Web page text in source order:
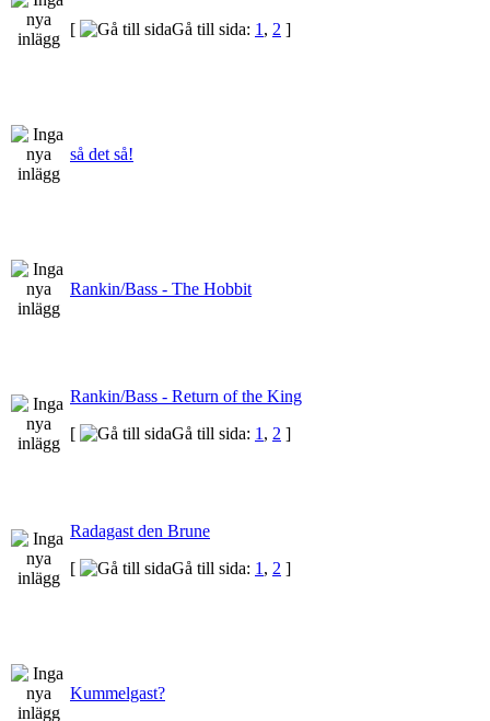
[
Gå till sida: 1 , 2 ]
så det så!
Rankin/Bass - The Hobbit
Rankin/Bass - Return of the King
[
Gå till sida: 1 , 2 ]
Radagast den Brune
[
Gå till sida: 1 , 2 ]
Kummelgast?